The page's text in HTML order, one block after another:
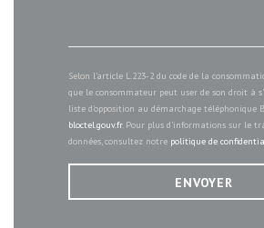
Selon l'article L.223-2 du code de la
que le consommateur peut user de son droit à
liste d'opposition au démarchage téléphonique
bloctel.gouv.fr. Pour plus d'informations sur le
données, consultez notre politique de